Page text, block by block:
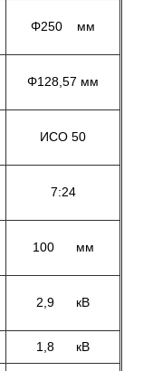
Φ250 мм
Φ128,57 мм
ИСО 50
7:24
100 мм
2,9 кВ
1,8 кВ